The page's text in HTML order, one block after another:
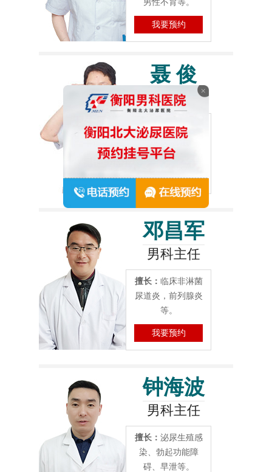
男性不育等。
我要预约
聂 俊
男科主任
擅长：生殖畸形性
功能障碍、肿瘤、
男性不育等。
我要预约
邓昌军
男科主任
擅长： 临床非淋菌
尿道炎，前列腺炎
等。
我要预约
钟海波
男科主任
擅长： 泌尿生殖感
染、勃起功能障
碍、早泄等。